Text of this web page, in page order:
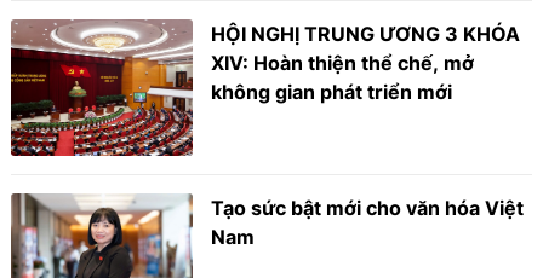
HỘI NGHỊ TRUNG ƯƠNG 3 KHÓA
XIV: Hoàn thiện thể chế, mở
không gian phát triển mới
Tạo sức bật mới cho văn hóa Việt
Nam